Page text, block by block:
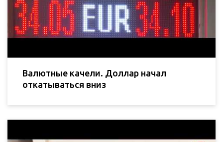
Валютные качели. Доллар начал
откатываться вниз